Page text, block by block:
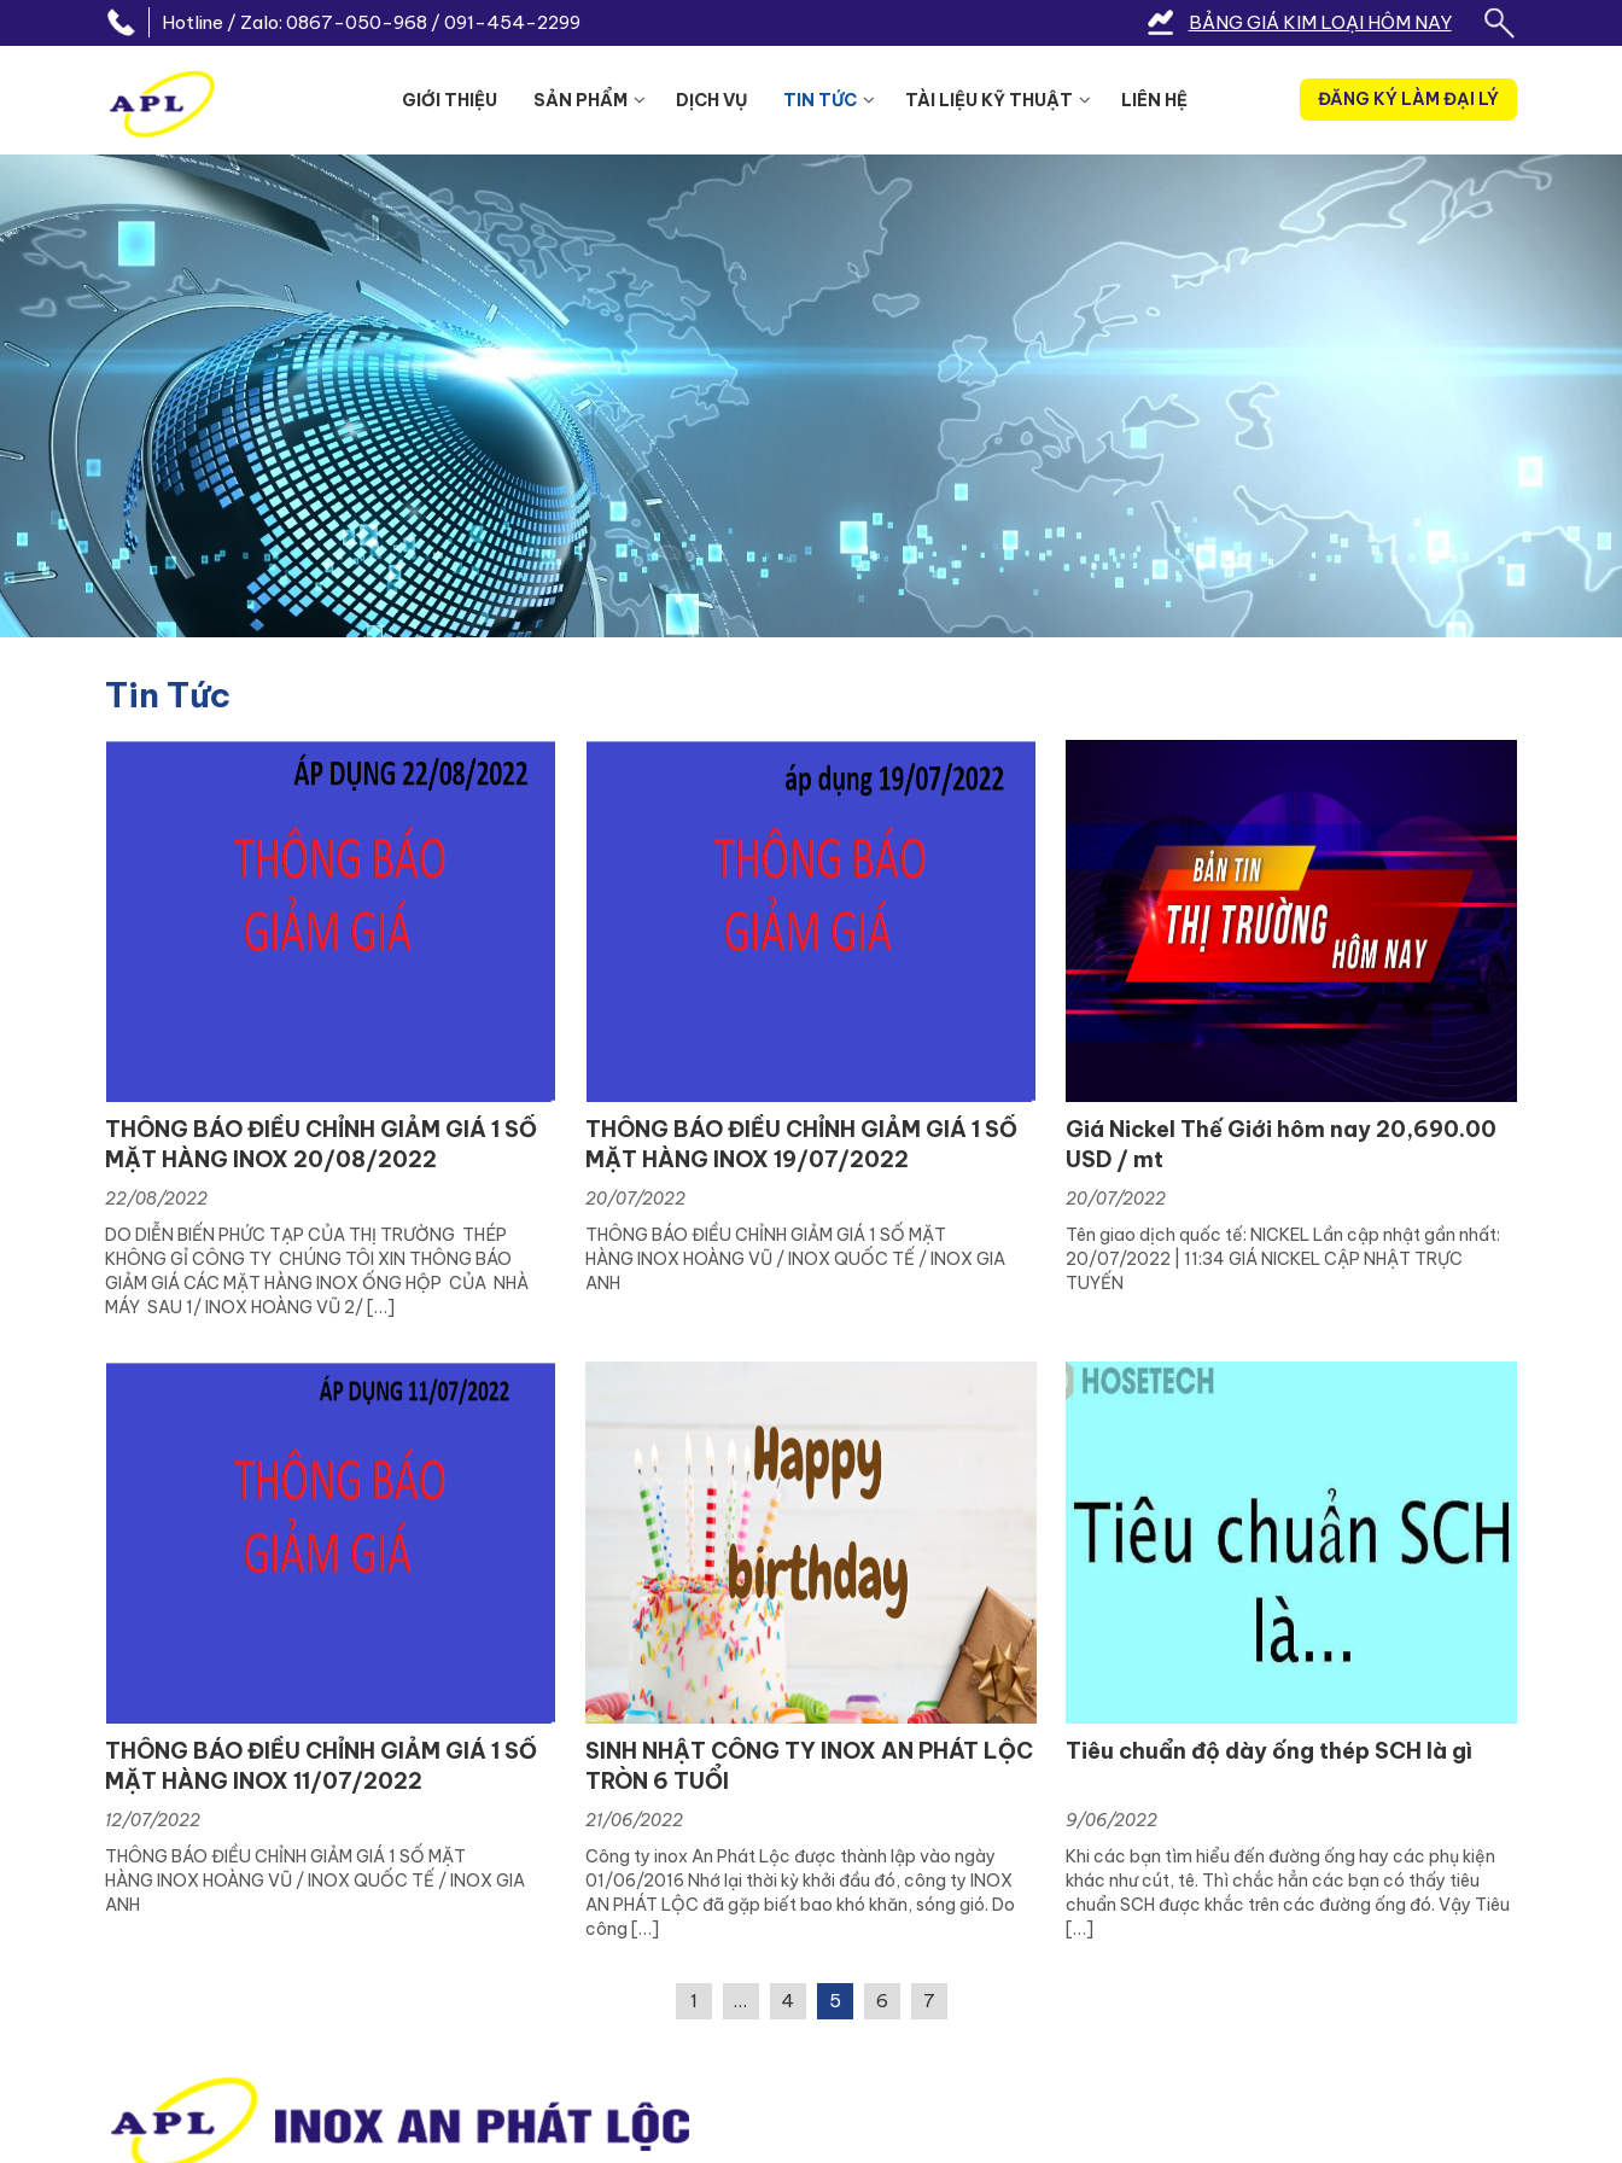
Hotline / Zalo: 0867-050-968 / 091-454-2299 BẢNG GIÁ KIM LOẠI HÔM NAY
GIỚI THIỆU SẢN PHẨM DỊCH VỤ TIN TỨC TÀI LIỆU KỸ THUẬT LIÊN HỆ ĐĂNG KÝ LÀM ĐẠI LÝ
Tin Tức
THÔNG BÁO ĐIỀU CHỈNH GIẢM GIÁ 1 SỐ
MẶT HÀNG INOX 20/08/2022
22/08/2022
DO DIỄN BIẾN PHỨC TẠP CỦA THỊ TRƯỜNG THÉP
KHÔNG GỈ CÔNG TY CHÚNG TÔI XIN THÔNG BÁO
GIẢM GIÁ CÁC MẶT HÀNG INOX ỐNG HỘP CỦA NHÀ
MÁY SAU 1/ INOX HOÀNG VŨ 2/ […]
THÔNG BÁO ĐIỀU CHỈNH GIẢM GIÁ 1 SỐ
MẶT HÀNG INOX 19/07/2022
20/07/2022
THÔNG BÁO ĐIỀU CHỈNH GIẢM GIÁ 1 SỐ MẶT
HÀNG INOX HOÀNG VŨ / INOX QUỐC TẾ / INOX GIA
ANH
Giá Nickel Thế Giới hôm nay 20,690.00
USD / mt
20/07/2022
Tên giao dịch quốc tế: NICKEL Lần cập nhật gần nhất:
20/07/2022 | 11:34 GIÁ NICKEL CẬP NHẬT TRỰC
TUYẾN
THÔNG BÁO ĐIỀU CHỈNH GIẢM GIÁ 1 SỐ
MẶT HÀNG INOX 11/07/2022
12/07/2022
THÔNG BÁO ĐIỀU CHỈNH GIẢM GIÁ 1 SỐ MẶT
HÀNG INOX HOÀNG VŨ / INOX QUỐC TẾ / INOX GIA
ANH
SINH NHẬT CÔNG TY INOX AN PHÁT LỘC
TRÒN 6 TUỔI
21/06/2022
Công ty inox An Phát Lộc được thành lập vào ngày
01/06/2016 Nhớ lại thời kỳ khởi đầu đó, công ty INOX
AN PHÁT LỘC đã gặp biết bao khó khăn, sóng gió. Do
công […]
Tiêu chuẩn độ dày ống thép SCH là gì
9/06/2022
Khi các bạn tìm hiểu đến đường ống hay các phụ kiện
khác như cút, tê. Thì chắc hẳn các bạn có thấy tiêu
chuẩn SCH được khắc trên các đường ống đó. Vậy Tiêu
[…]
1 … 4 5 6 7